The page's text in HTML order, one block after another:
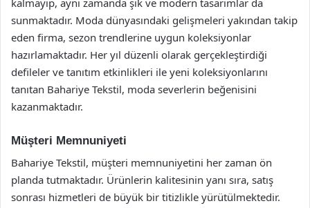
sunmaktadır. Moda dünyasındaki gelişmeleri yakından takip
eden firma, sezon trendlerine uygun koleksiyonlar
hazırlamaktadır. Her yıl düzenli olarak gerçekleştirdiği
defileler ve tanıtım etkinlikleri ile yeni koleksiyonlarını
tanıtan Bahariye Tekstil, moda severlerin beğenisini
kazanmaktadır.
Müşteri Memnuniyeti
Bahariye Tekstil, müşteri memnuniyetini her zaman ön
planda tutmaktadır. Ürünlerin kalitesinin yanı sıra, satış
sonrası hizmetleri de büyük bir titizlikle yürütülmektedir.